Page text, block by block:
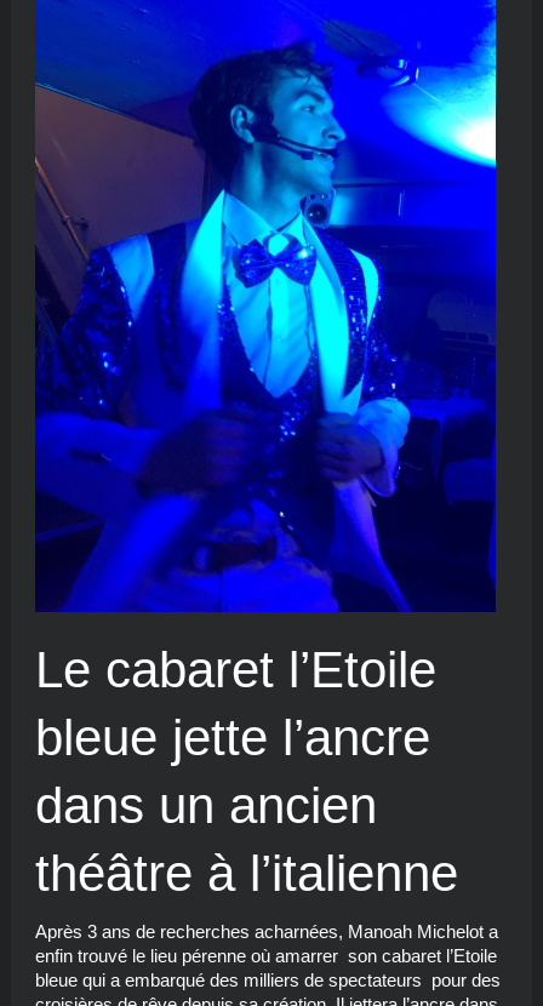
Le cabaret l’Etoile
bleue jette l’ancre
dans un ancien
théâtre à l’italienne
Après 3 ans de recherches acharnées, Manoah Michelot a
enfin trouvé le lieu pérenne où amarrer son cabaret l’Etoile
bleue qui a embarqué des milliers de spectateurs pour des